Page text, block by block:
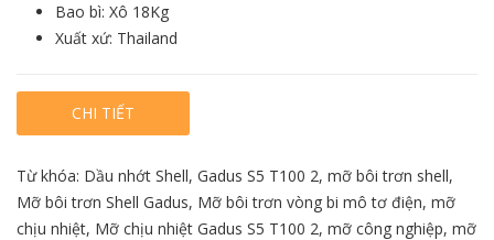
Bao bì: Xô 18Kg
Xuất xứ: Thailand
CHI TIẾT
Từ khóa: Dầu nhớt Shell, Gadus S5 T100 2, mỡ bôi trơn shell,
Mỡ bôi trơn Shell Gadus, Mỡ bôi trơn vòng bi mô tơ điện, mỡ
chịu nhiệt, Mỡ chịu nhiệt Gadus S5 T100 2, mỡ công nghiệp, mỡ